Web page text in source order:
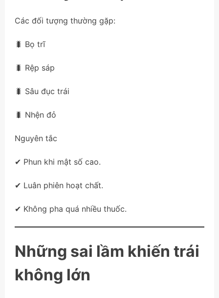
Các đối tượng thường gặp:
🐛 Bọ trĩ
🐛 Rệp sáp
🐛 Sâu đục trái
🐛 Nhện đỏ
Nguyên tắc
✔ Phun khi mật số cao.
✔ Luân phiên hoạt chất.
✔ Không pha quá nhiều thuốc.
Những sai lầm khiến trái
không lớn